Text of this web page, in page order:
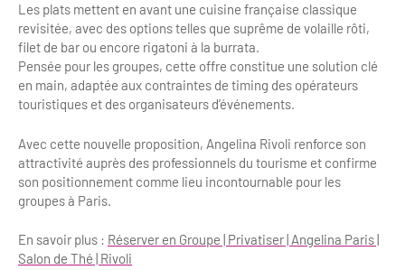
Annuaire accessibilité
Le Label Villes et Villages Fleuris
L'organisation du label
L'organisation des visites
Remise des Prix
Inscription à la newsletter
Institutionnels du tourisme
Les plats mettent en avant une cuisine française classique
revisitée, avec des options telles que suprême de volaille rôti,
filet de bar ou encore rigatoni à la burrata.
Pensée pour les groupes, cette offre constitue une solution clé
en main, adaptée aux contraintes de timing des opérateurs
touristiques et des organisateurs d’événements.
Avec cette nouvelle proposition, Angelina Rivoli renforce son
attractivité auprès des professionnels du tourisme et confirme
son positionnement comme lieu incontournable pour les
groupes à Paris.
En savoir plus : Réserver en Groupe | Privatiser | Angelina Paris |
Salon de Thé | Rivoli